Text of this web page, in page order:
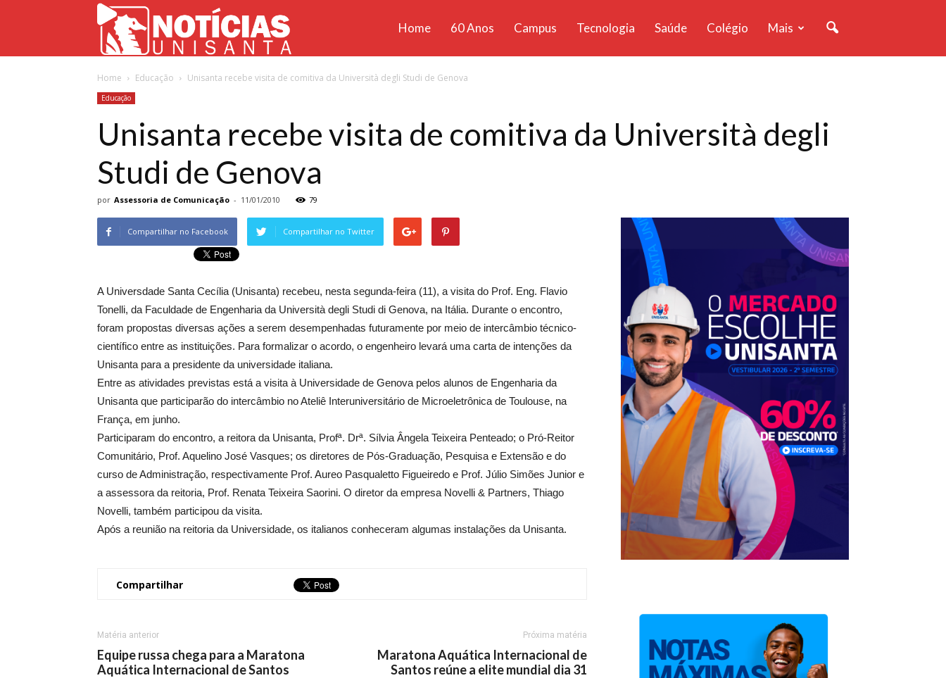
Unisanta
Home 60 Anos Campus Tecnologia Saúde Colégio Mais
Home Educação Unisanta recebe visita de comitiva da Università degli Studi de Genova
Educação
Unisanta recebe visita de comitiva da Università degli
Studi de Genova
por Assessoria de Comunicação - 11/01/2010 79
Compartilhar no Facebook Compartilhar no Twitter
A Universdade Santa Cecília (Unisanta) recebeu, nesta segunda-feira (11), a visita do Prof. Eng. Flavio
Tonelli, da Faculdade de Engenharia da Università degli Studi di Genova, na Itália. Durante o encontro,
foram propostas diversas ações a serem desempenhadas futuramente por meio de intercâmbio técnico-
científico entre as instituições. Para formalizar o acordo, o engenheiro levará uma carta de intenções da
Unisanta para a presidente da universidade italiana.
Entre as atividades previstas está a visita à Universidade de Genova pelos alunos de Engenharia da
Unisanta que participarão do intercâmbio no Ateliê Interuniversitário de Microeletrônica de Toulouse, na
França, em junho.
Participaram do encontro, a reitora da Unisanta, Profª. Drª. Sílvia Ângela Teixeira Penteado; o Pró-Reitor
Comunitário, Prof. Aquelino José Vasques; os diretores de Pós-Graduação, Pesquisa e Extensão e do
curso de Administração, respectivamente Prof. Aureo Pasqualetto Figueiredo e Prof. Júlio Simões Junior e
a assessora da reitoria, Prof. Renata Teixeira Saorini. O diretor da empresa Novelli & Partners, Thiago
Novelli, também participou da visita.
Após a reunião na reitoria da Universidade, os italianos conheceram algumas instalações da Unisanta.
Compartilhar
Matéria anterior
Equipe russa chega para a Maratona
Aquática Internacional de Santos
Próxima matéria
Maratona Aquática Internacional de
Santos reúne a elite mundial dia 31